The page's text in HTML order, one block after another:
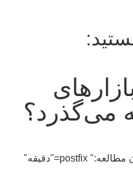
در بازارهای
می‌گذرد؟
[rt_reading_time label="زمان مطالعه:" postfix="دقیقه"